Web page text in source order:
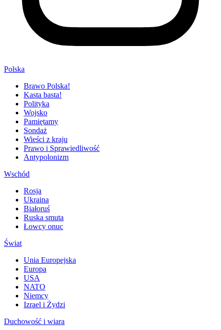
Polska
Brawo Polska!
Kasta basta!
Polityka
Wojsko
Pamiętamy
Sondaż
Wieści z kraju
Prawo i Sprawiedliwość
Antypolonizm
Wschód
Rosja
Ukraina
Białoruś
Ruska smuta
Łowcy onuc
Świat
Unia Europejska
Europa
USA
NATO
Niemcy
Izrael i Żydzi
Duchowość i wiara